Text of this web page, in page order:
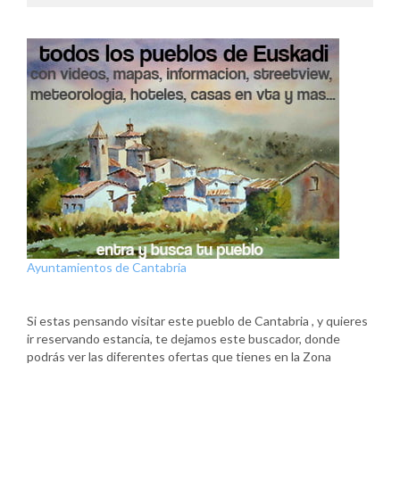
Ayuntamientos de Cantabria
Si estas pensando visitar este pueblo de Cantabria , y quieres
ir reservando estancia, te dejamos este buscador, donde
podrás ver las diferentes ofertas que tienes en la Zona